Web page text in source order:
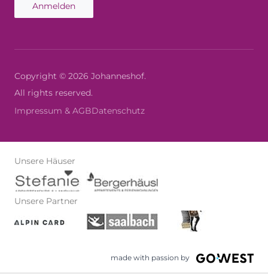
Anmelden
Copyright © 2026 Johanneshof.
All rights reserved.
Impressum & AGBDatenschutz
Unsere Häuser
Unsere Partner
made with passion by